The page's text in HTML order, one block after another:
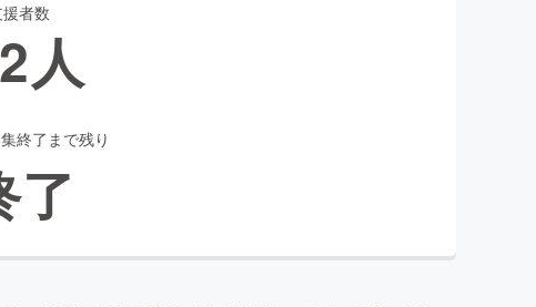
スケア
者数
人
終了まで残り
了